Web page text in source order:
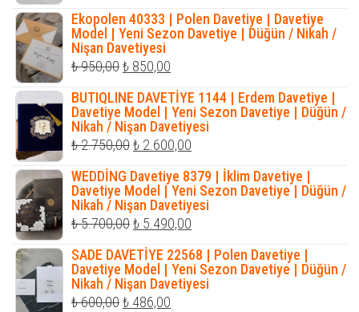
₺ 1.150,00.
andaki
fiyat:
Ekopolen 40333 | Polen Davetiye | Davetiye
Model | Yeni Sezon Davetiye | Düğün / Nikah /
Nişan Davetiyesi
₺950,00Orijinal
₺ 950,00.
₺ 850,00
andaki
fiyat:
₺ 850,00.
BUTIQLINE DAVETİYE 1144 | Erdem Davetiye |
Davetiye Model | Yeni Sezon Davetiye | Düğün /
Nikah / Nişan Davetiyesi
₺2.750,00Orijinal
₺ 2.750,00.
₺ 2.600,00
andaki
fiyat:
₺ 2.600,00.
WEDDİNG Davetiye 8379 | İklim Davetiye |
Davetiye Model | Yeni Sezon Davetiye | Düğün /
Nikah / Nişan Davetiyesi
₺5.700,00Orijinal
fiyat:
₺ 5.700,00.
₺ 5.490,00
fiyat:
₺ 5.490,00.
SADE DAVETİYE 22568 | Polen Davetiye |
Davetiye Model | Yeni Sezon Davetiye | Düğün /
Nikah / Nişan Davetiyesi
₺600,00Orijinal
₺ 486,00